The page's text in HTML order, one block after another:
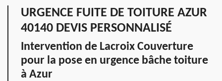
URGENCE FUITE DE TOITURE AZUR
40140 DEVIS PERSONNALISÉ
Intervention de Lacroix Couverture
pour la pose en urgence bâche toiture
à Azur